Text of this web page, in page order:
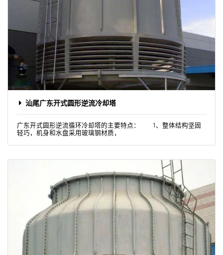
汕尾广东开式圆形逆流冷却塔
广东开式圆形逆流循环冷却塔的主要特点： 1、整体结构坚固
轻巧，机身和水盘采用玻璃钢材质，